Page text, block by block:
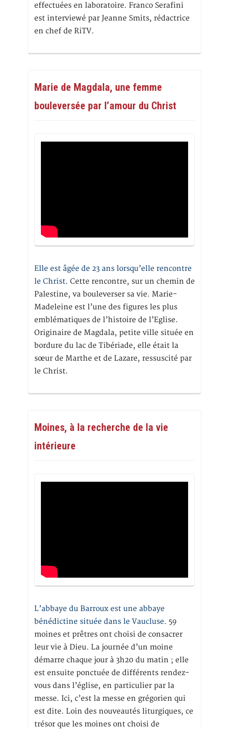
effectuées en laboratoire. Franco Serafini
est interviewé par Jeanne Smits, rédactrice
en chef de RiTV.
Marie de Magdala, une femme
bouleversée par l’amour du Christ
Elle est âgée de 23 ans lorsqu’elle rencontre
le Christ. Cette rencontre, sur un chemin de
Palestine, va bouleverser sa vie. Marie-
Madeleine est l’une des figures les plus
emblématiques de l’histoire de l’Eglise.
Originaire de Magdala, petite ville située en
bordure du lac de Tibériade, elle était la
sœur de Marthe et de Lazare, ressuscité par
le Christ.
Moines, à la recherche de la vie
intérieure
L’abbaye du Barroux est une abbaye
bénédictine située dans le Vaucluse. 59
moines et prêtres ont choisi de consacrer
leur vie à Dieu. La journée d’un moine
démarre chaque jour à 3h20 du matin ; elle
est ensuite ponctuée de différents rendez-
vous dans l’église, en particulier par la
messe. Ici, c’est la messe en grégorien qui
est dite. Loin des nouveautés liturgiques, ce
trésor que les moines ont choisi de